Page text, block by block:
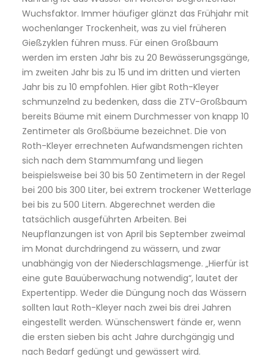
Wuchsfaktor. Immer häufiger glänzt das Frühjahr mit
wochenlanger Trockenheit, was zu viel früheren
Gießzyklen führen muss. Für einen Großbaum
werden im ersten Jahr bis zu 20 Bewässerungsgänge,
im zweiten Jahr bis zu 15 und im dritten und vierten
Jahr bis zu 10 empfohlen. Hier gibt Roth-Kleyer
schmunzelnd zu bedenken, dass die ZTV-Großbaum
bereits Bäume mit einem Durchmesser von knapp 10
Zentimeter als Großbäume bezeichnet. Die von
Roth-Kleyer errechneten Aufwandsmengen richten
sich nach dem Stammumfang und liegen
beispielsweise bei 30 bis 50 Zentimetern in der Regel
bei 200 bis 300 Liter, bei extrem trockener Wetterlage
bei bis zu 500 Litern. Abgerechnet werden die
tatsächlich ausgeführten Arbeiten. Bei
Neupflanzungen ist von April bis September zweimal
im Monat durchdringend zu wässern, und zwar
unabhängig von der Niederschlagsmenge. „Hierfür ist
eine gute Bauüberwachung notwendig“, lautet der
Expertentipp. Weder die Düngung noch das Wässern
sollten laut Roth-Kleyer nach zwei bis drei Jahren
eingestellt werden. Wünschenswert fände er, wenn
die ersten sieben bis acht Jahre durchgängig und
nach Bedarf gedüngt und gewässert wird.